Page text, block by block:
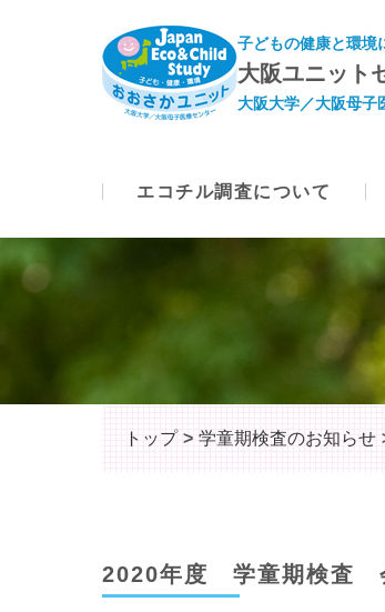
子どもの健康と環境
大阪ユニット
大阪大学／大阪母子
エコチル調査について
トップ 学童期検査のお知らせ
2020年度 学童期検査